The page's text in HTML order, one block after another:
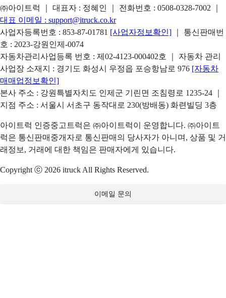
㈜아이트럭 ｜ 대표자 : 정혜인 ｜ 전화번호 : 0508-0328-7002
대표 이메일 : support@itruck.co.kr
사업자등록번호 : 853-87-01781 [사업자정보확인]
｜ 통신판매번
호 : 2023-강원인제-0074
자동차관리사업등록 번호 : 제02-4123-000402호 ｜ 자동차 관리
사업장 소재지 : 경기도 화성시 우정읍 포승항남로 976 [자동차
매매업정보확인]
본사 주소 : 강원특별자치도 인제군 기린면 조침령로 1235-24 ｜
지점 주소 : 서울시 서초구 동작대로 230(방배동) 화련빌딩 3층
아이트럭 인증중고트럭은 ㈜아이트럭이 운영합니다. ㈜아이트
럭은 통신판매중개자로 통신판매의 당사자가 아니며, 상품 및 거
래정보, 거래에 대한 책임은 판매자에게 있습니다.
Copyright ⓒ 2026 itruck All Rights Reserved.
이메일 문의